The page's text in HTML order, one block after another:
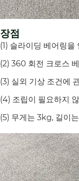
장점
(1) 슬라이딩 베어링
(2) 360 회전 크로스
(3) 실외 기상 조건에
(4) 조립이 필요하지
(5) 무게는 3kg, 길이